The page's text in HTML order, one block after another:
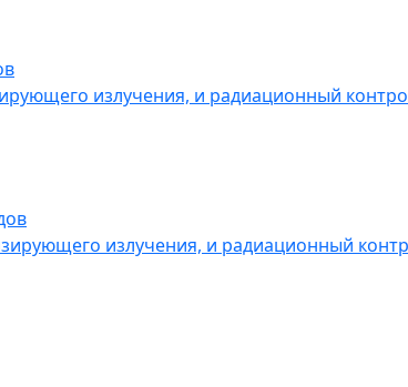
излучения, и радиационный
излучения, и радиационный